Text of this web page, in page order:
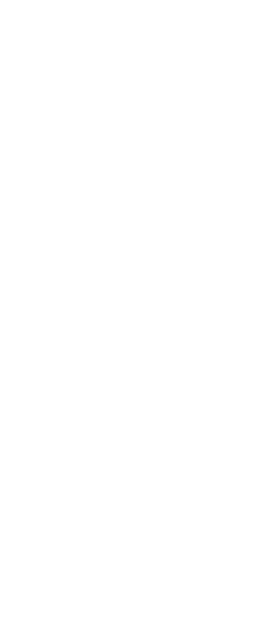
en raison de la
si vous avez spécifié
pour vous aider.
Kosovo, Irak, Birmanie, etc..